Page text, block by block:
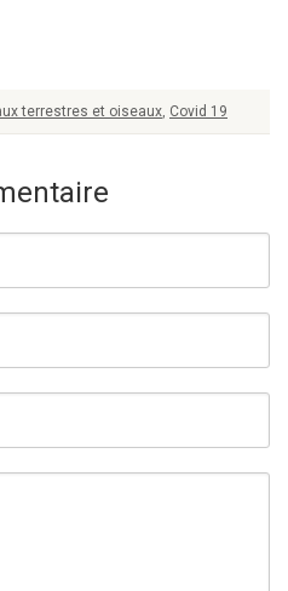
terrestres et oiseaux, Covid 19